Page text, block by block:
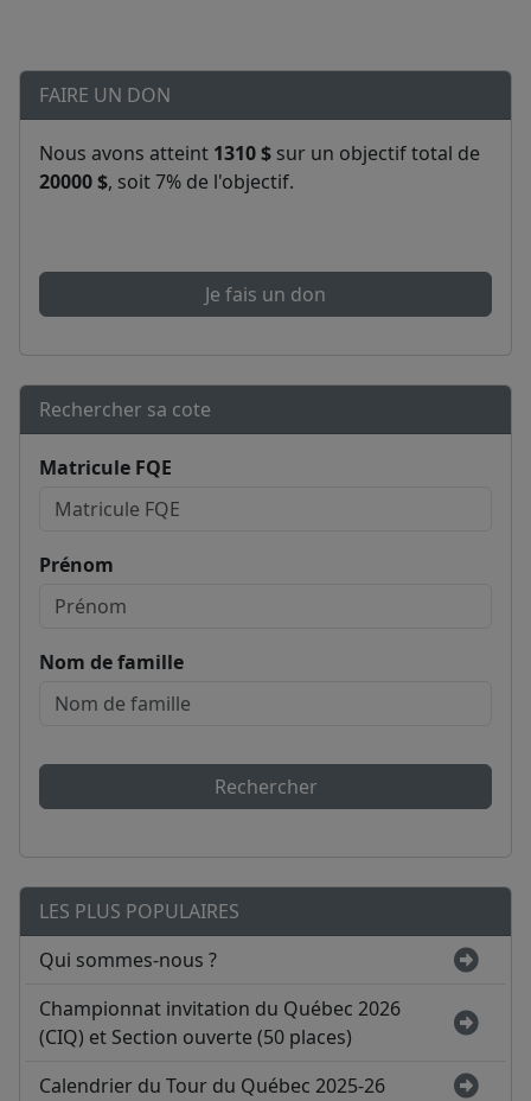
FAIRE UN DON
Nous avons atteint 1310 $ sur un objectif total de
20000 $, soit 7% de l'objectif.
Je fais un don
Rechercher sa cote
Matricule FQE
Prénom
Nom de famille
Rechercher
LES PLUS POPULAIRES
Qui sommes-nous ?
Championnat invitation du Québec 2026
(CIQ) et Section ouverte (50 places)
Calendrier du Tour du Québec 2025-26